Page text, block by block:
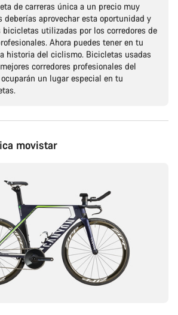
de carreras única a un precio muy
deberías aprovechar esta oportunidad y
bicicletas utilizadas por los corredores de
Ahora puedes tener en tu
historia del ciclismo. Bicicletas usadas
corredores profesionales del
un lugar especial en tu
movistar